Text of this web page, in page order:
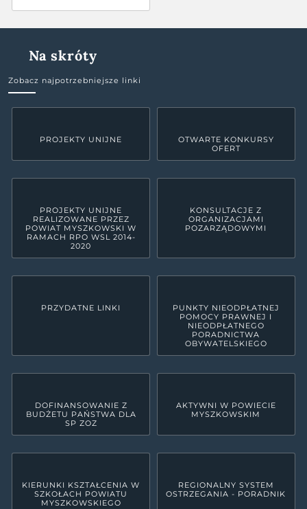
Na skróty
Zobacz najpotrzebniejsze linki
PROJEKTY UNIJNE
OTWARTE KONKURSY
OFERT
PROJEKTY UNIJNE
REALIZOWANE PRZEZ
POWIAT MYSZKOWSKI W
RAMACH RPO WSL 2014-
2020
KONSULTACJE Z
ORGANIZACJAMI
POZARZĄDOWYMI
PRZYDATNE LINKI
PUNKTY NIEODPŁATNEJ
POMOCY PRAWNEJ I
NIEODPŁATNEGO
PORADNICTWA
OBYWATELSKIEGO
DOFINANSOWANIE Z
BUDŻETU PAŃSTWA DLA
SP ZOZ
AKTYWNI W POWIECIE
MYSZKOWSKIM
KIERUNKI KSZTAŁCENIA W
SZKOŁACH POWIATU
MYSZKOWSKIEGO
REGIONALNY SYSTEM
OSTRZEGANIA - PORADNIK